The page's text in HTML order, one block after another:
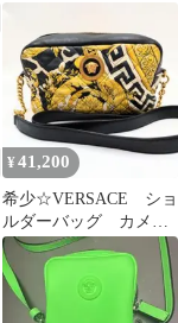
¥41,200
希少☆VERSACE ショ
ルダーバッグ カメラ
バック メデューサ
ゴールド